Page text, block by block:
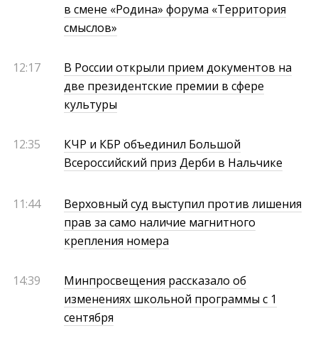
в смене «Родина» форума «Территория
смыслов»
12:17
В России открыли прием документов на
две президентские премии в сфере
культуры
12:35
КЧР и КБР объединил Большой
Всероссийский приз Дерби в Нальчике
11:44
Верховный суд выступил против лишения
прав за само наличие магнитного
крепления номера
14:39
Минпросвещения рассказало об
изменениях школьной программы с 1
сентября